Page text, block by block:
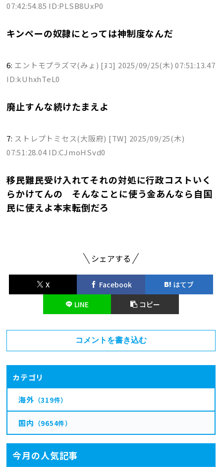
07:42:54.85 ID:PLSB8UxP0
キンペーの奴隷にとっては神制度なんだ
6: エントモプラズマ(みょ) [ﾇｺ] 2025/09/25(木) 07:51:13.47
ID:kUhxhTeL0
廃止すんな続けたまえよ
7: ストレプトミセス(大阪府) [TW] 2025/09/25(木)
07:51:28.04 ID:CJmoHSvd0
移民難民受け入れてそれの対処に行政コストいく
らかけてんの そんなことに使う金あんなら自国
民に使えよ本末転倒だろ
シェアする
X Facebook
はてブ
LINE
コピー
コメントを書き込む
カテゴリ
海外 （319件）
国内 （9654件）
今月の人気記事